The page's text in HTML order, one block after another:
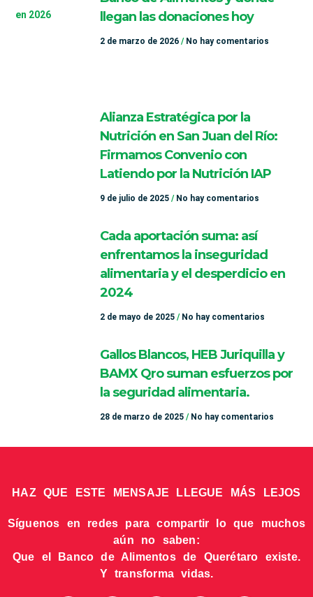
llegan las donaciones hoy
2 de marzo de 2026 No hay comentarios
Alianza Estratégica por la
Nutrición en San Juan del Río:
Firmamos Convenio con
Latiendo por la Nutrición IAP
9 de julio de 2025 No hay comentarios
Cada aportación suma: así
enfrentamos la inseguridad
alimentaria y el desperdicio en
2024
2 de mayo de 2025 No hay comentarios
Gallos Blancos, HEB Juriquilla y
BAMX Qro suman esfuerzos por
la seguridad alimentaria.
28 de marzo de 2025 No hay comentarios
HAZ QUE ESTE MENSAJE LLEGUE MÁS LEJOS
Síguenos en redes para compartir lo que muchos
aún no saben:
Que el Banco de Alimentos de Querétaro existe.
Y transforma vidas.